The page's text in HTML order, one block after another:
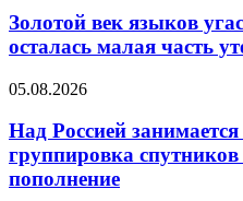
Золотой век языков
осталась малая часть
05.08.2026
Над Россией
группировка
пополнение